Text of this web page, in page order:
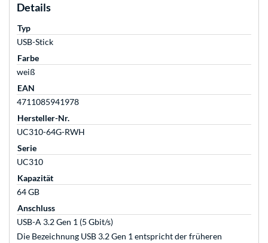
Details
Typ
USB-Stick
Farbe
weiß
EAN
4711085941978
Hersteller-Nr.
UC310-64G-RWH
Serie
UC310
Kapazität
64 GB
Anschluss
USB-A 3.2 Gen 1 (5 Gbit/s)
Die Bezeichnung USB 3.2 Gen 1 entspricht der früheren